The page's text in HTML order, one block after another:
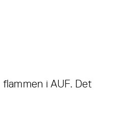
i AUF. Det